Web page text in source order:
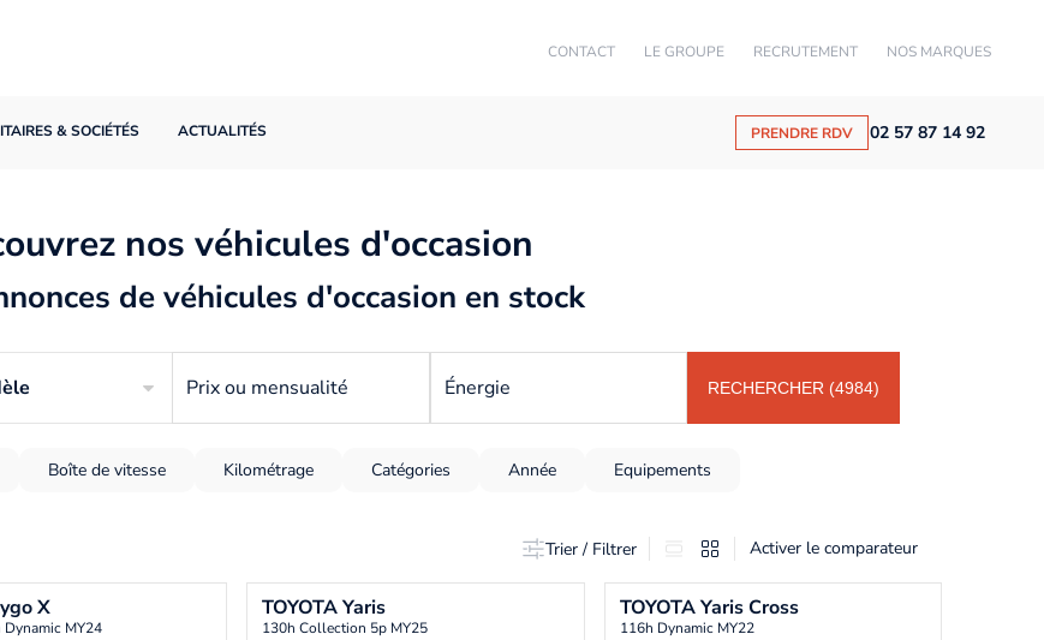
CONTACT LE GROUPE RECRUTEMENT NOS MARQUES
& SOCIÉTÉS ACTUALITÉS PRENDRE RDV 02 57 87 14 92
nos véhicules d'occasion
de véhicules d'occasion en stock
Prix ou mensualité Énergie RECHERCHER (4984)
Boîte de vitesse Kilométrage Catégories Année Equipements
Trier / Filtrer Activer le comparateur
X
MY24
TOYOTAYaris
130h Collection 5p MY25
TOYOTAYaris Cross
116h Dynamic MY22